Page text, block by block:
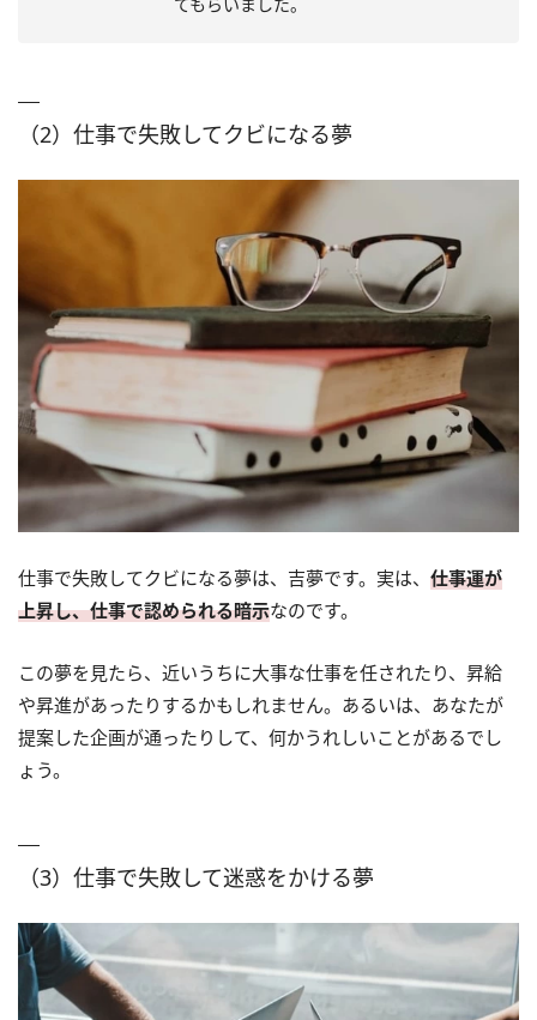
（2）仕事で失敗してクビになる夢
仕事で失敗してクビになる夢は、吉夢です。実は、 仕事運が
上昇し、仕事で認められる暗示なのです。
この夢を見たら、近いうちに大事な仕事を任されたり、昇給
や昇進があったりするかもしれません。あるいは、あなたが
提案した企画が通ったりして、何かうれしいことがあるでし
ょう。
（3）仕事で失敗して迷惑をかける夢